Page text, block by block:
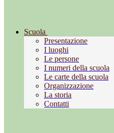
Scuola
Presentazione
I luoghi
Le persone
I numeri della scuola
Le carte della scuola
Organizzazione
La storia
Contatti